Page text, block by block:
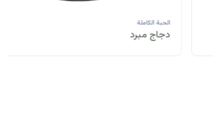
الحبة الكاملة
دجاج مبرد